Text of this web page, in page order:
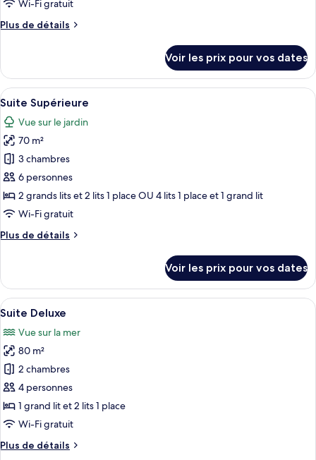
chambre :
Suite
Wi-Fi gratuit
Plus de détails
Plus
le
type
de
chambre
Suite
Voir les prix pour vos dates
Afficher
toutes
les
photos
pour
ce
type
de
chambre :
Suite
Une chambre d’hôtel avec un
6
Suite Supérieure
Vue sur le jardin
70 m²
3 chambres
6 personnes
2 grands lits et 2 lits 1 place OU 4 lits 1 place et 1 grand lit
Wi-Fi gratuit
Plus de détails
Plus
le
type
de
Suite
Supérieure
Voir les prix pour vos dates
Afficher
toutes
les
photos
pour
ce
type
de
chambre :
Suite
Une chambre d’hôtel avec un lit,
4
Suite Deluxe
Vue sur la mer
80 m²
2 chambres
4 personnes
1 grand lit et 2 lits 1 place
Wi-Fi gratuit
Plus de détails
Plus